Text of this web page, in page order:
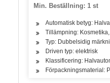
Min. Beställning: 1 st
Automatisk betyg:
Tillämpning:
Typ: Dubbelsidig
Driven typ: elektrisk
Klassificering:
Förpackningsmaterial: